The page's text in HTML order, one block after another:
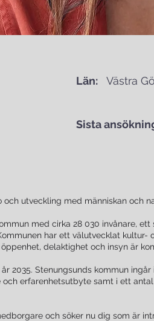
Län: Västra
Sista
utveckling med människan och
med cirka 28 030 invånare,
har ett välutvecklat kultur-
delaktighet och insyn är
2035. Stenungsunds kommun
erfarenhetsutbyte samt i ett
och söker nu dig som är